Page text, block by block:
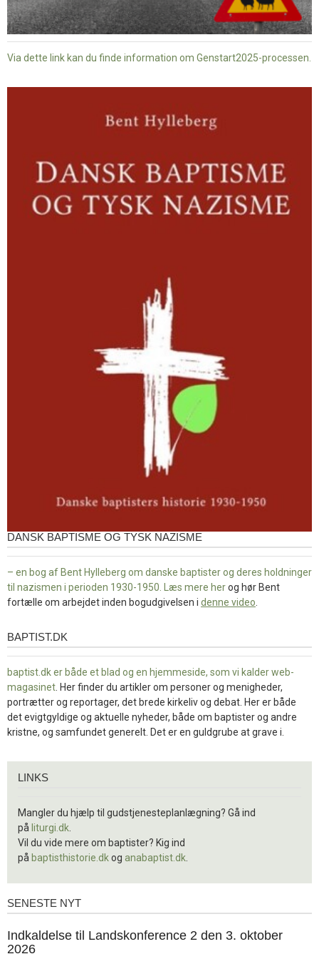
Via dette link kan du finde information om Genstart2025-processen.
DANSK BAPTISME OG TYSK NAZISME
– en bog af Bent Hylleberg om danske baptister og deres holdninger
til nazismen i perioden 1930-1950. Læs mere herog hør Bent
fortælle om arbejdet inden bogudgivelsen i denne video
baptist.dk
BAPTIST.DK
baptist.dk er både et blad og en hjemmeside, som vi kalder web-
magasinet . Her finder du artikler om personer og menigheder,
portrætter og reportager, det brede kirkeliv og debat. Her er både
det evigtgyldige og aktuelle nyheder, både om baptister og andre
kristne, og samfundet generelt. Det er en guldgrube at grave i.
LINKS
Mangler du hjælp til gudstjenesteplanlægning? Gå ind
på liturgi.dk
Vil du vide mere om baptister? Kig ind
på baptisthistorie.dkog anabaptist.dk
Seneste
SENESTE NYT
jul.
Indkaldelse til Landskonference 2 den 3. oktober
2026